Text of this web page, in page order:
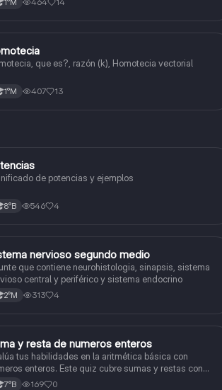
1°M
Matemáticas
que es?, razón (k), Homotecia vectorial
1°M 407 13
Matemáticas
de potencias y ejemplos
8°B 546 4
Biología nervioso segundo medio
que contiene neurohistologia, sinapsis, sistema
central y periférico y sistema endocrino
2°M 313 4
Matemáticas
y resta de numeros enteros
tus habilidades en la aritmética básica con
enteros. Este quiz cubre sumas y restas con
positivos y negativos.
7°B 169 0